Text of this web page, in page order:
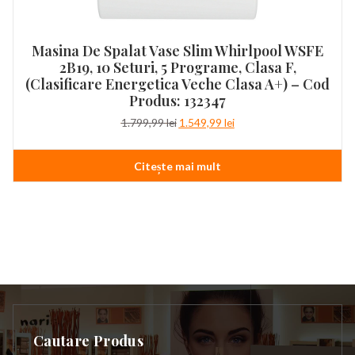
Masina De Spalat Vase Slim Whirlpool WSFE
2B19, 10 Seturi, 5 Programe, Clasa F,
(clasificare Energetica Veche Clasa A+) – Cod
Produs: 132347
1.799,99lei Prețul
a
fost:
1.799,99 lei.
1.549,99 leiPrețul
este:
Citește mai mult
Cautare Produs